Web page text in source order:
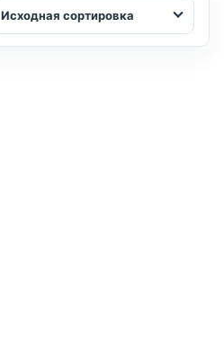
Исходная сортировка